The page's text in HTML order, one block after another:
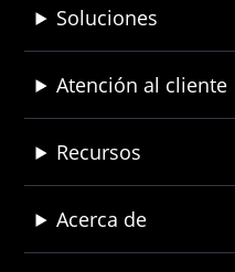
Soluciones
Atención al cliente
Recursos
Acerca de